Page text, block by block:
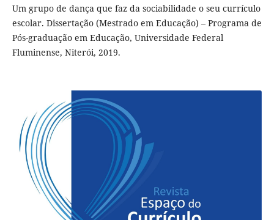
Um grupo de dança que faz da sociabilidade o seu currículo
escolar. Dissertação (Mestrado em Educação) – Programa de
Pós-graduação em Educação, Universidade Federal
Fluminense, Niterói, 2019.